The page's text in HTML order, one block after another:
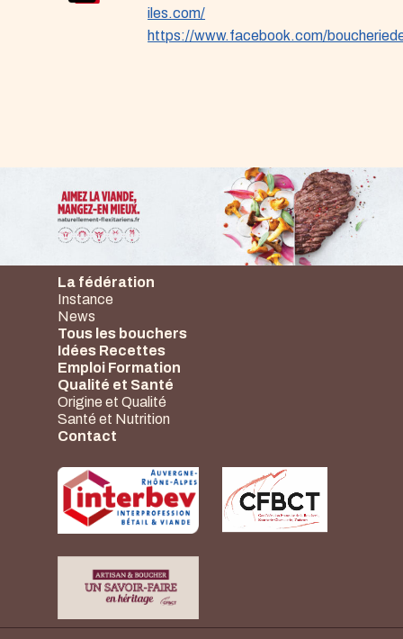
iles.com/
https://www.facebook.com/
La fédération
Instance
News
Tous les bouchers
Idées Recettes
Emploi Formation
Qualité et Santé
Origine et Qualité
Santé et Nutrition
Contact